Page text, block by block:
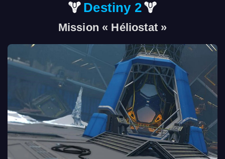
Destiny 2
Mission « Héliostat »